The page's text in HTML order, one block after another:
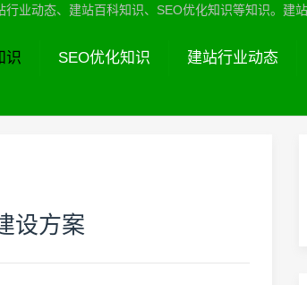
业动态、建站百科知识、SEO优化知识等知识。建
识 SEO优化知识 建站行业动态
设方案